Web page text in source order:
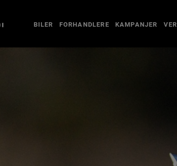
BILER FORHANDLERE KAMPANJER